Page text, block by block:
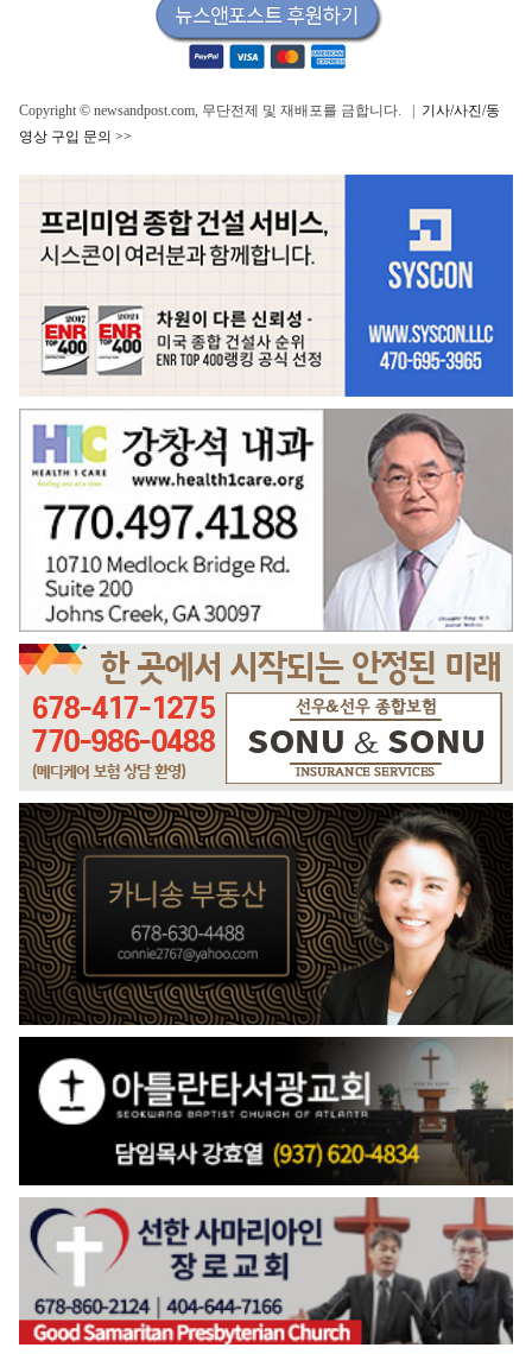
Copyright © newsandpost.com, 무단전제 및 재배포를 금합니다. | 기사/사진/동
영상 구입 문의 >>